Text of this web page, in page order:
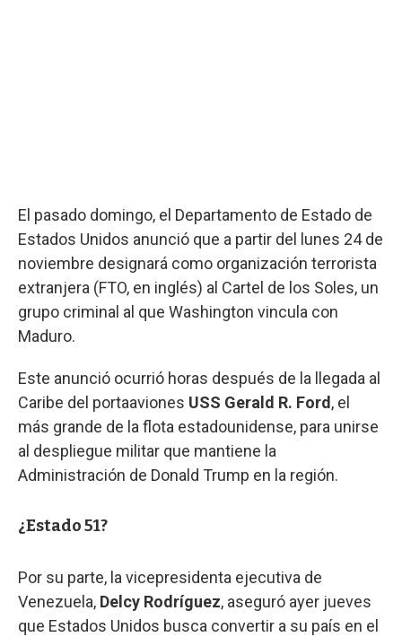
El pasado domingo, el Departamento de Estado de
Estados Unidos anunció que a partir del lunes 24 de
noviembre designará como organización terrorista
extranjera (FTO, en inglés) al Cartel de los Soles, un
grupo criminal al que Washington vincula con
Maduro.
Este anunció ocurrió horas después de la llegada al
Caribe del portaaviones USS Gerald R. Ford , el
más grande de la flota estadounidense, para unirse
al despliegue militar que mantiene la
Administración de Donald Trump en la región.
¿Estado 51?
Por su parte, la vicepresidenta ejecutiva de
Venezuela, Delcy Rodríguez, aseguró ayer jueves
que Estados Unidos busca convertir a su país en el